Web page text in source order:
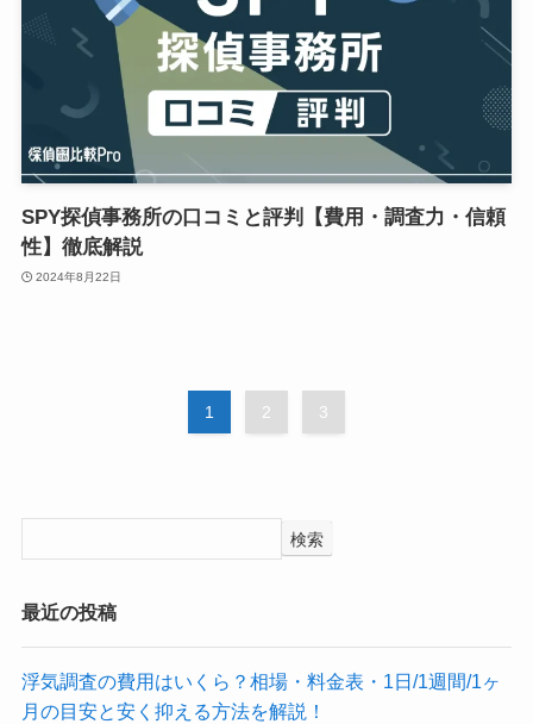
SPY探偵事務所の口コミと評判【費用・調査力・信頼
性】徹底解説
2024年8月22日
1 2 3
検索
最近の投稿
浮気調査の費用はいくら？相場・料金表・1日/1週間/1ヶ
月の目安と安く抑える方法を解説！